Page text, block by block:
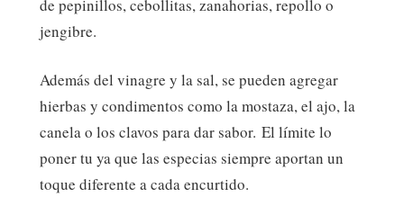
de pepinillos, cebollitas, zanahorias, repollo o
jengibre.
Además del vinagre y la sal, se pueden agregar
hierbas y condimentos como la mostaza, el ajo, la
canela o los clavos para dar sabor. El límite lo
poner tu ya que las especias siempre aportan un
toque diferente a cada encurtido.